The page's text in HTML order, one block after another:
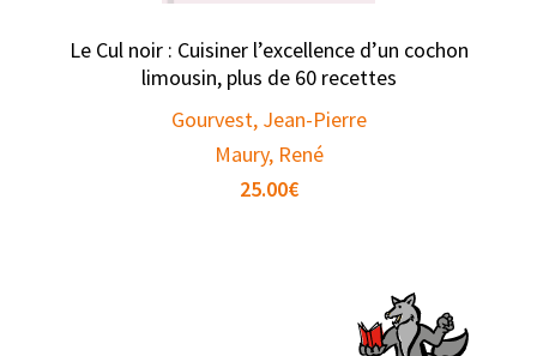
Le Cul noir : Cuisiner l’excellence d’un cochon
limousin, plus de 60 recettes
Gourvest, Jean-Pierre
Maury, René
25.00€